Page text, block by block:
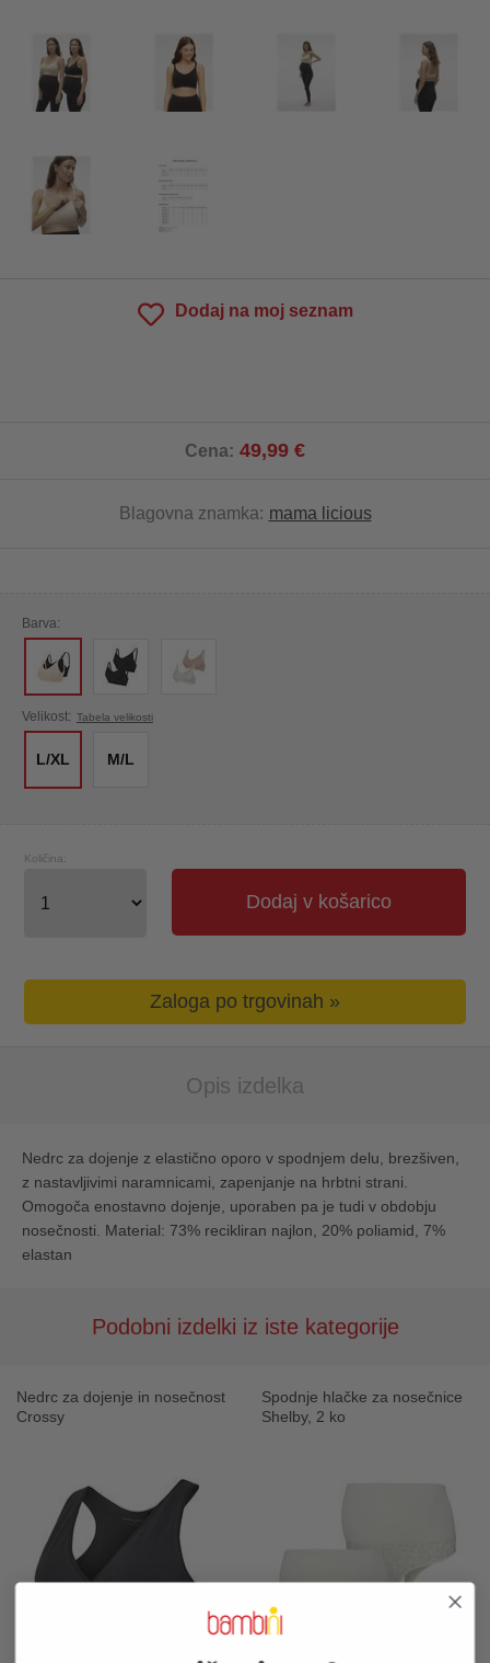
Dodaj na moj seznam
Cena: 49,99 €
Blagovna znamka: mama licious
Barva:
Velikost: Tabela velikosti
L/XL M/L
Dodaj v košarico
Količina:
Zaloga po trgovinah »
Opis izdelka
Nedrc za dojenje z elastično oporo v spodnjem delu, brezšiven,
z nastavljivimi naramnicami, zapenjanje na hrbtni strani.
Omogoča enostavno dojenje, uporaben pa je tudi v obdobju
nosečnosti. Material: 73% recikliran najlon, 20% poliamid, 7%
elastan
Podobni izdelki iz iste kategorije
Nedrc za dojenje in nosečnost
Crossy
Spodnje hlačke za nosečnice
Shelby, 2 ko